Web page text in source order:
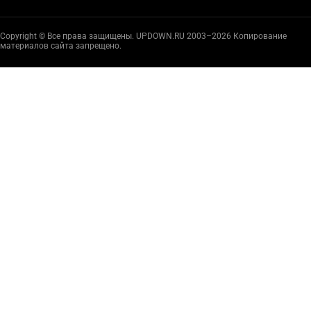
Copyright © Все права защищены. UPDOWN.RU 2003–2026 Копирование
материалов сайта запрещено.